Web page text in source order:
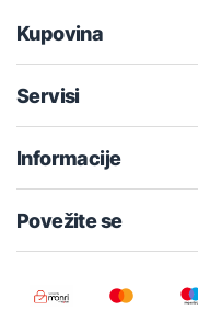
Kupovina
Servisi
Informacije
Povežite se